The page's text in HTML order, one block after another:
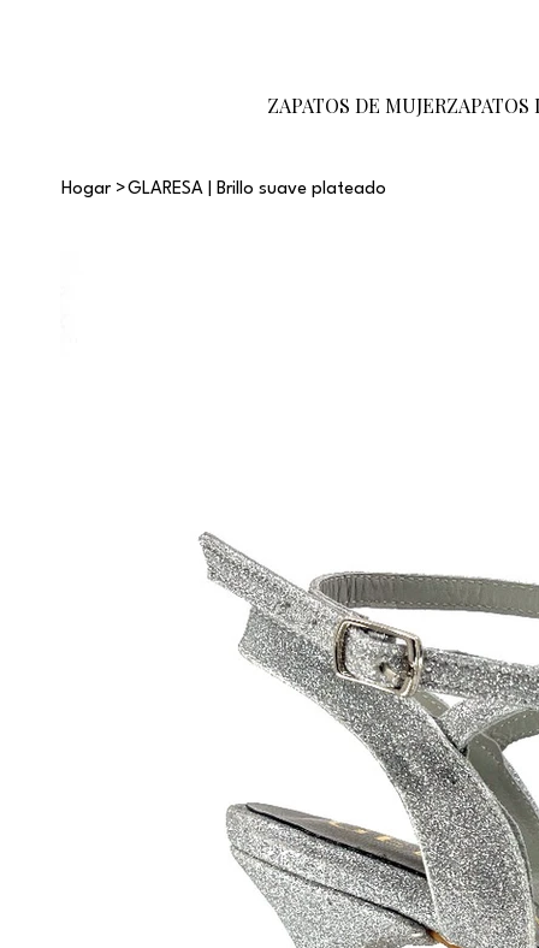
ZAPATOS DE MUJERZAPATOS
Hogar >GLARESA | Brillo suave plateado